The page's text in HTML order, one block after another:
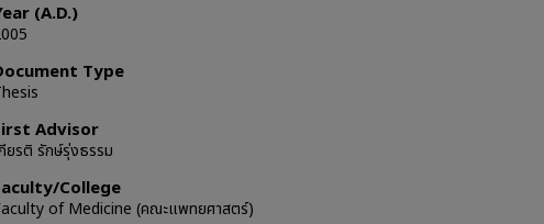
(A.D.)
Type
Advisor
ยรติ รักษ์รุ่งธรรม
College
of Medicine (คณะแพทยศาสตร์)